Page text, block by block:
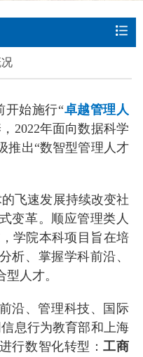
开始施行“卓越管理人
2022年面向数据科学
推出“数智型管理人才
飞速发展持续改变社
变革。顺应管理类人
学院本科项目旨在培
析、掌握学科前沿、
人才。
沿、管理科技、国际
息行为教育部和上海
行数智化转型：工商